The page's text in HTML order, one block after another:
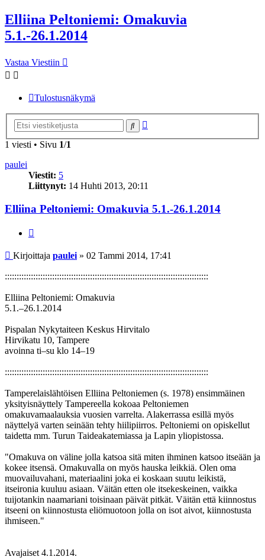
Elliina Peltoniemi: Omakuvia
5.1.-26.1.2014
Vastaa Viestiin
Tulostusnäkymä
Etsi
1 viesti • Sivu 1/1
paulei
Viestit: 5
Liittynyt: 14 Huhti 2013, 20:11
Elliina Peltoniemi: Omakuvia 5.1.-26.1.2014
Viesti
Kirjoittaja paulei » 02 Tammi 2014, 17:41
::::::::::::::::::::::::::::::::::::::::::::::::::::::::::::::::::::::::::::::::::::::
Elliina Peltoniemi: Omakuvia
5.1.–26.1.2014
Pispalan Nykytaiteen Keskus Hirvitalo
Hirvikatu 10, Tampere
avoinna ti–su klo 14–19
::::::::::::::::::::::::::::::::::::::::::::::::::::::::::::::::::::::::::::::::::::::
Tamperelaislähtöisen Elliina Peltoniemen (s. 1978) ensimmäinen
yksityisnäyttely Tampereella kokoaa Peltoniemen
omakuvamaalauksia vuosien varrelta. Alakerrassa esillä myös
näyttelyä varten seinään tehty hiilipiirros. Peltoniemi on opiskellut
taidetta mm. Turun Taideakatemiassa ja Lapin yliopistossa.
"Omakuva on väline jolla katsoa sitä miten ihminen katsoo itseään ja
kokee itsensä. Omakuvalla on myös hauska leikkiä. Olen oma
muovailuvahani, materiaalini joka ei koskaan suutu leikistä,
itseironia kuuluu asiaan. Väitän etten ole itsekeskeinen, vaikka
tuijotankin naamariani toisinaan päivät pitkät. Väitän että kiinnostus
itseeni on kiinnostusta eliömuotoon jolla on isot aivot, kiinnostusta
ihmiseen."
Avajaiset 4.1.2014.